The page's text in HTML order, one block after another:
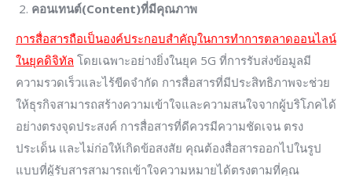
คอนเทนต์(Content)ที่มีคุณภาพ
การสื่อสารถือเป็นองค์ประกอบสำคัญในการทำการตลาดออนไลน์
ในยุคดิจิทัล โดยเฉพาะอย่างยิ่งในยุค 5G ที่การรับส่งข้อมูลมี
ความรวดเร็วและไร้ขีดจำกัด การสื่อสารที่มีประสิทธิภาพจะช่วย
ให้ธุรกิจสามารถสร้างความเข้าใจและความสนใจจากผู้บริโภคได้
อย่างตรงจุดประสงค์ การสื่อสารที่ดีควรมีความชัดเจน ตรง
ประเด็น และไม่ก่อให้เกิดข้อสงสัย คุณต้องสื่อสารออกไปในรูป
แบบที่ผู้รับสารสามารถเข้าใจความหมายได้ตรงตามที่คุณ